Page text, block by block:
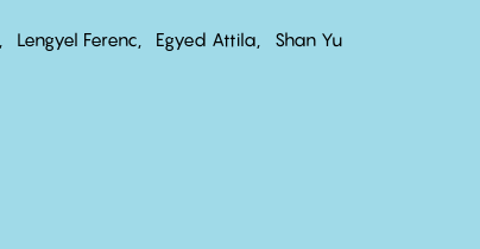
Lengyel Ferenc Egyed Attila
Shan Yu